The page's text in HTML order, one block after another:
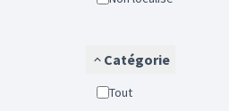
Catégorie
Tout